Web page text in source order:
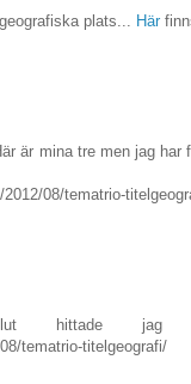
plats...
Här
är mina tre men jag har
08/tematrio-
hittade jag
tematrio-titelgeografi/